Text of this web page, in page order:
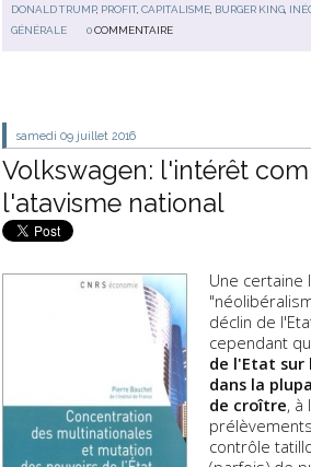
DONALD TRUMP, PROFIT,CAPITALISME, BURGER KING,
GÉNÉRALE
0 COMMENTAIRE
samedi 09 juillet 2016
Volkswagen: l'intérêt
l'atavisme national
Une certaine
déclin de
cependant
de l'Etat sur
dans la
de croître, à
contrôle